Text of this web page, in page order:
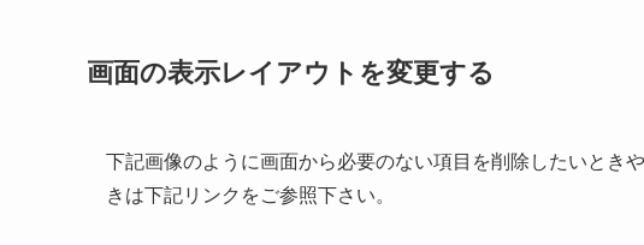
画面の表示レイアウトを変更する
下記画像のように画面から必要のない項目を削除したいとき
きは下記リンクをご参照下さい。